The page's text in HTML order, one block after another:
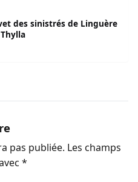
des sinistrés de Linguère
pas publiée. Les champs
*